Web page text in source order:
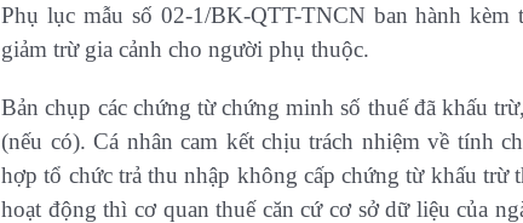
Phụ lục mẫu số 02-1/BK-QTT-TNCN ban hành
giảm trừ gia cảnh cho người phụ thuộc.
Bản chụp các chứng từ chứng minh số thuế đã khấu
(nếu có). Cá nhân cam kết chịu trách nhiệm về tính
hợp tổ chức trả thu nhập không cấp chứng từ khấu trừ
hoạt động thì cơ quan thuế căn cứ cơ sở dữ liệu của